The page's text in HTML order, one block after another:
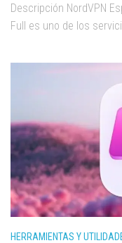
Descripción NordVPN
Full es uno de los
HERRAMIENTAS Y